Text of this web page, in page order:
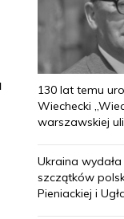
130 lat temu
Wiechecki
warszawskiej
Ukraina
szczątków
Pieniackiej i